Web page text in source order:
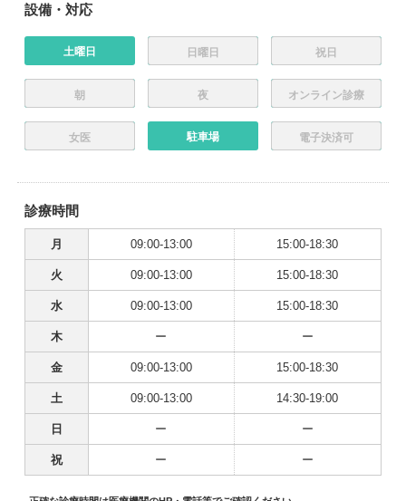
設備・対応
土曜日 日曜日 祝日
朝 夜 オンライン診療
女医 駐車場 電子決済可
診療時間
月 09:00-13:00 15:00-18:30
火 09:00-13:00 15:00-18:30
水 09:00-13:00 15:00-18:30
木 ー ー
金 09:00-13:00 15:00-18:30
土 09:00-13:00 14:30-19:00
日 ー ー
祝 ー ー